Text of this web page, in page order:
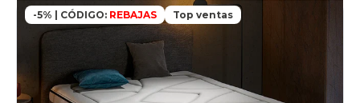
-5% | CÓDIGO: REBAJAS Top ventas